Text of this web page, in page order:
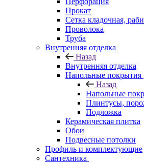
Прокат
Сетка кладочная,
Проволока
Труба
Внутренняя отделка
Назад
Внутренняя отделка
Напольные покрытия
Назад
Напольные
Плинтусы,
Подложка
Керамическая плитка
Обои
Подвесные потолки
Профиль и комплектующие
Сантехника